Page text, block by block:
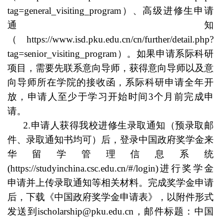
tag=general_visiting_program ）、高级进修生申请
通知
（ https://www.isd.pku.edu.cn/cn/further/detail.php?
tag=senior_visiting_program ） 。 如果申请系际科研
项目
， 需要先联系意向导师 ，获得意向导师以及意
向导师所在学院的接收函，系际科研申请全年开
放，申请人至少于学习开始时间3个月前完成申
请。
2.申请人获得我校进修生录取通知（预录取邮
件、录取通知书均可）后， 登录中国政府奖学金来
华留学管理信息系统
(https://studyinchina.csc.edu.cn/#/login)进行奖学金
申请并上传录取通知等相关材料。 完成奖学金申请
后， 下载 《中国政府奖学金申请表》， 以附件形式
发送到ischolarship@pku.edu.cn ， 邮件标题：中国